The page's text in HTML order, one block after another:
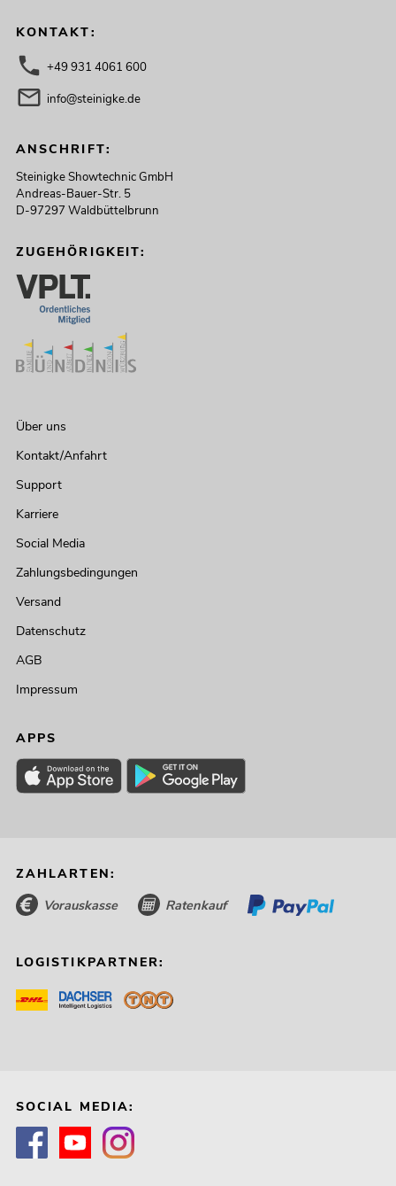
KONTAKT:
+49 931 4061 600
info@steinigke.de
ANSCHRIFT:
Steinigke Showtechnic GmbH
Andreas-Bauer-Str. 5
D-97297 Waldbüttelbrunn
ZUGEHÖRIGKEIT:
Über uns
Kontakt/Anfahrt
Support
Karriere
Social Media
Zahlungsbedingungen
Versand
Datenschutz
AGB
Impressum
APPS
ZAHLARTEN:
Vorauskasse Ratenkauf
LOGISTIKPARTNER:
SOCIAL MEDIA: